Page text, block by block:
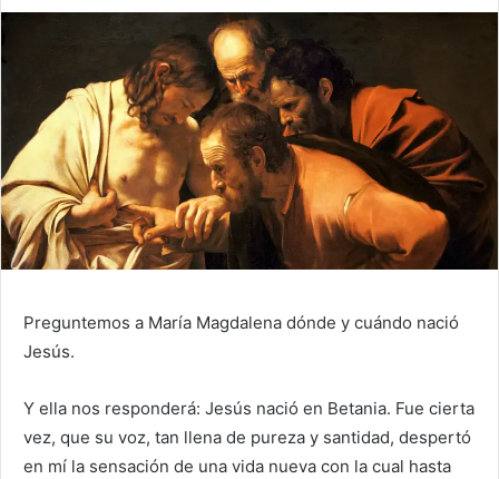
Preguntemos a María Magdalena dónde y cuándo nació
Jesús.
Y ella nos responderá: Jesús nació en Betania. Fue cierta
vez, que su voz, tan llena de pureza y santidad, despertó
en mí la sensación de una vida nueva con la cual hasta